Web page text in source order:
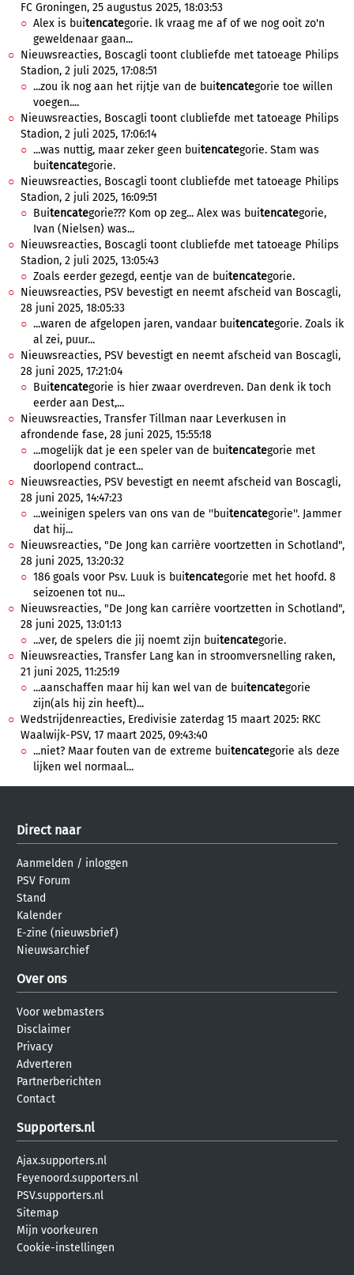
FC Groningen, 25 augustus 2025, 18:03:53
Alex is buitencategorie. Ik vraag me af of we nog ooit zo'n
geweldenaar gaan...
Nieuwsreacties, Boscagli toont clubliefde met tatoeage Philips
Stadion, 2 juli 2025, 17:08:51
...zou ik nog aan het rijtje van de buitencategorie toe willen
voegen....
Nieuwsreacties, Boscagli toont clubliefde met tatoeage Philips
Stadion, 2 juli 2025, 17:06:14
...was nuttig, maar zeker geen buitencategorie. Stam was
buitencategorie.
Nieuwsreacties, Boscagli toont clubliefde met tatoeage Philips
Stadion, 2 juli 2025, 16:09:51
Buitencategorie??? Kom op zeg... Alex was buitencategorie,
Ivan (Nielsen) was...
Nieuwsreacties, Boscagli toont clubliefde met tatoeage Philips
Stadion, 2 juli 2025, 13:05:43
Zoals eerder gezegd, eentje van de buitencategorie.
Nieuwsreacties, PSV bevestigt en neemt afscheid van Boscagli,
28 juni 2025, 18:05:33
...waren de afgelopen jaren, vandaar buitencategorie. Zoals ik
al zei, puur...
Nieuwsreacties, PSV bevestigt en neemt afscheid van Boscagli,
28 juni 2025, 17:21:04
Buitencategorie is hier zwaar overdreven. Dan denk ik toch
eerder aan Dest,...
Nieuwsreacties, Transfer Tillman naar Leverkusen in
afrondende fase, 28 juni 2025, 15:55:18
...mogelijk dat je een speler van de buitencategorie met
doorlopend contract...
Nieuwsreacties, PSV bevestigt en neemt afscheid van Boscagli,
28 juni 2025, 14:47:23
...weinigen spelers van ons van de ''buitencategorie''. Jammer
dat hij...
Nieuwsreacties, "De Jong kan carrière voortzetten in Schotland",
28 juni 2025, 13:20:32
186 goals voor Psv. Luuk is buitencategorie met het hoofd. 8
seizoenen tot nu...
Nieuwsreacties, "De Jong kan carrière voortzetten in Schotland",
28 juni 2025, 13:01:13
...ver, de spelers die jij noemt zijn buitencategorie.
Nieuwsreacties, Transfer Lang kan in stroomversnelling raken,
21 juni 2025, 11:25:19
...aanschaffen maar hij kan wel van de buitencategorie
zijn(als hij zin heeft)...
Wedstrijdenreacties, Eredivisie zaterdag 15 maart 2025: RKC
Waalwijk-PSV, 17 maart 2025, 09:43:40
...niet? Maar fouten van de extreme buitencategorie als deze
lijken wel normaal...
Direct naar
Aanmelden / inloggen
PSV Forum
Stand
Kalender
E-zine (nieuwsbrief)
Nieuwsarchief
Over ons
Voor webmasters
Disclaimer
Privacy
Adverteren
Partnerberichten
Contact
Supporters.nl
Ajax.supporters.nl
Feyenoord.supporters.nl
PSV.supporters.nl
Sitemap
Mijn voorkeuren
Cookie-instellingen